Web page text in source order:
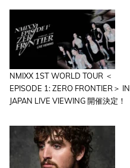
NMIXX 1ST WORLD TOUR ＜
EPISODE 1: ZERO FRONTIER＞ IN
JAPAN LIVE VIEWING 開催決定！